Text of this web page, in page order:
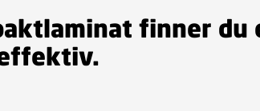
finner du